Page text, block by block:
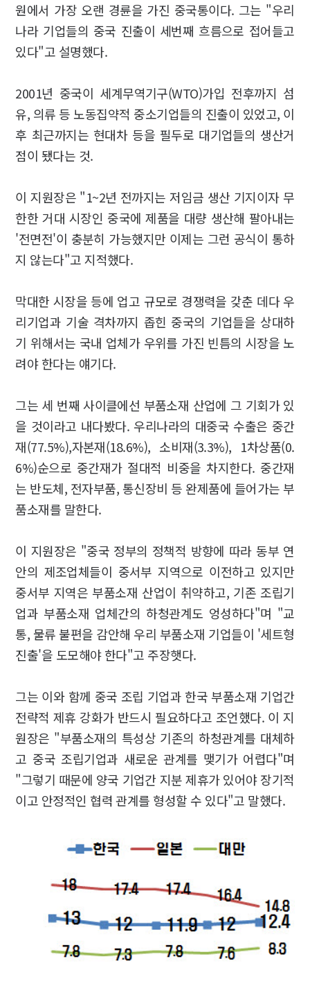
원에서 가장 오랜 경륜을 가진 중국통이다. 그는 "우리
나라 기업들의 중국 진출이 세번째 흐름으로 접어들고
있다"고 설명했다.
2001년 중국이 세계무역기구(WTO)가입 전후까지 섬
유, 의류 등 노동집약적 중소기업들의 진출이 있었고, 이
후 최근까지는 현대차 등을 필두로 대기업들의 생산거
점이 됐다는 것.
이 지원장은 "1~2년 전까지는 저임금 생산 기지이자 무
한한 거대 시장인 중국에 제품을 대량 생산해 팔아내는
'전면전'이 충분히 가능했지만 이제는 그런 공식이 통하
지 않는다"고 지적했다.
막대한 시장을 등에 업고 규모로 경쟁력을 갖춘 데다 우
리기업과 기술 격차까지 좁힌 중국의 기업들을 상대하
기 위해서는 국내 업체가 우위를 가진 빈틈의 시장을 노
려야 한다는 얘기다.
그는 세 번째 사이클에선 부품소재 산업에 그 기회가 있
을 것이라고 내다봤다. 우리나라의 대중국 수출은 중간
재(77.5%),자본재(18.6%), 소비재(3.3%), 1차상품(0.
6%)순으로 중간재가 절대적 비중을 차지한다. 중간재
는 반도체, 전자부품, 통신장비 등 완제품에 들어가는 부
품소재를 말한다.
이 지원장은 "중국 정부의 정책적 방향에 따라 동부 연
안의 제조업체들이 중서부 지역으로 이전하고 있지만
중서부 지역은 부품소재 산업이 취약하고, 기존 조립기
업과 부품소재 업체간의 하청관계도 엉성하다"며 "교
통, 물류 불편을 감안해 우리 부품소재 기업들이 '세트형
진출'을 도모해야 한다"고 주장햇다.
그는 이와 함께 중국 조립 기업과 한국 부품소재 기업간
전략적 제휴 강화가 반드시 필요하다고 조언했다. 이 지
원장은 "부품소재의 특성상 기존의 하청관계를 대체하
고 중국 조립기업과 새로운 관계를 맺기가 어렵다"며
"그렇기 때문에 양국 기업간 지분 제휴가 있어야 장기적
이고 안정적인 협력 관계를 형성할 수 있다"고 말했다.